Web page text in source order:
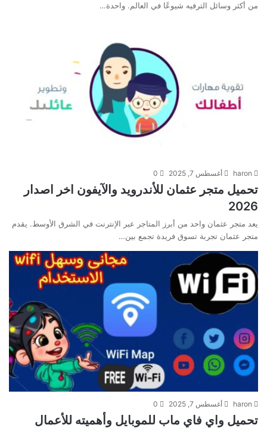
من أكثر وسائل الترفيه شيوعًا في العالم. واحدة…
haron أغسطس 7, 2025 0
تحميل متجر عثمان للأندرويد والآيفون اخر اصدار
2026
يعد متجر عثمان واحد من أبرز المتاجر عبر الإنترنت في الشرق الأوسط. يقدم
متجر عثمان تجربة تسوق فريدة تجمع بين…
haron أغسطس 7, 2025 0
تحميل واي فاي ماب للموبايل وأهميته للأعمال